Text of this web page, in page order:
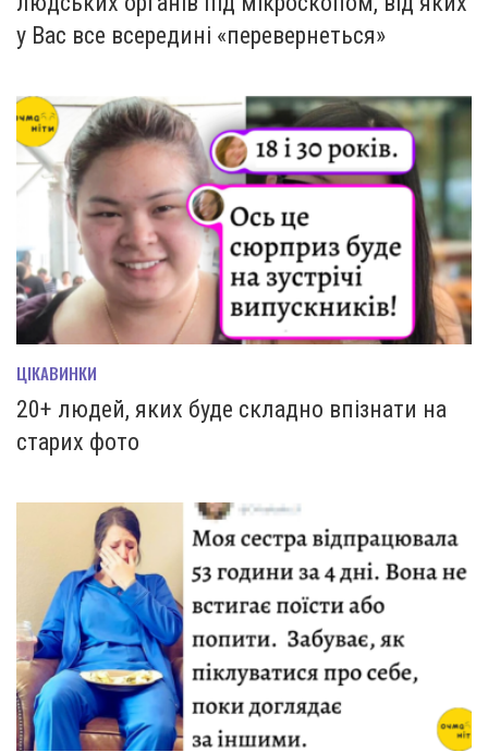
у Вас все всередині «перевернеться»
ЦІКАВИНКИ
20+ людей, яких буде складно впізнати на
старих фото